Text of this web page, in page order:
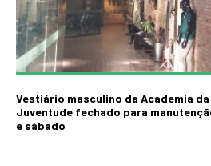
Vestiário masculino da Academia da
Juventude fechado para
e sábado